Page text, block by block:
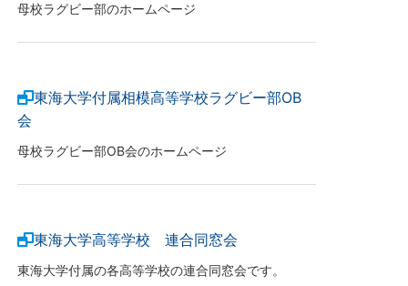
母校ラグビー部のホームページ
東海大学付属相模高等学校ラグビー部OB
会
母校ラグビー部OB会のホームページ
東海大学高等学校 連合同窓会
東海大学付属の各高等学校の連合同窓会です。